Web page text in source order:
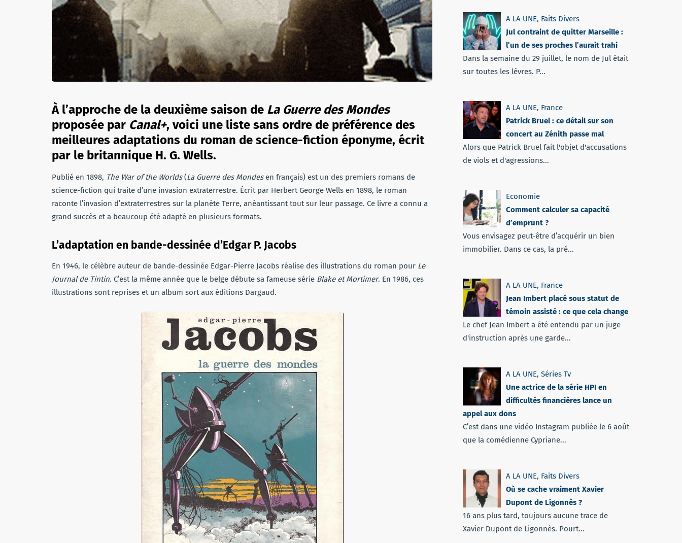
À l’approche de la deuxième saison de La Guerre des Mondes
proposée par Canal+, voici une liste sans ordre de préférence des
meilleures adaptations du roman de science-fiction éponyme, écrit
par le britannique H. G. Wells.
Publié en 1898, The War of the Worlds(La Guerre des Mondesen français) est un des premiers romans de
science-fiction qui traite d’une invasion extraterrestre. Écrit par Herbert George Wells en 1898, le roman
raconte l’invasion d’extraterrestres sur la planète Terre, anéantissant tout sur leur passage. Ce livre a connu a
grand succès et a beaucoup été adapté en plusieurs formats.
L’adaptation en bande-dessinée d’Edgar P. Jacobs
En 1946, le célèbre auteur de bande-dessinée Edgar-Pierre Jacobs réalise des illustrations du roman pour Le
Journal de Tintin. C’est la même année que le belge débute sa fameuse série Blake et Mortimer. En 1986, ces
illustrations sont reprises et un album sort aux éditions Dargaud.
A LA UNE, Faits Divers
Jul contraint de quitter Marseille :
l’un de ses proches l’aurait trahi
Dans la semaine du 29 juillet, le nom de Jul était
sur toutes les lèvres. P...
A LA UNE, France
Patrick Bruel : ce détail sur son
concert au Zénith passe mal
Alors que Patrick Bruel fait l'objet d'accusations
de viols et d'agressions...
Economie
Comment calculer sa capacité
d’emprunt ?
Vous envisagez peut-être d’acquérir un bien
immobilier. Dans ce cas, la pré...
A LA UNE, France
Jean Imbert placé sous statut de
témoin assisté : ce que cela change
Le chef Jean Imbert a été entendu par un juge
d'instruction après une garde...
A LA UNE, Séries Tv
Une actrice de la série HPI en
difficultés financières lance un
appel aux dons
C’est dans une vidéo Instagram publiée le 6 août
que la comédienne Cypriane...
A LA UNE, Faits Divers
Où se cache vraiment Xavier
Dupont de Ligonnès ?
16 ans plus tard, toujours aucune trace de
Xavier Dupont de Ligonnès. Pourt...